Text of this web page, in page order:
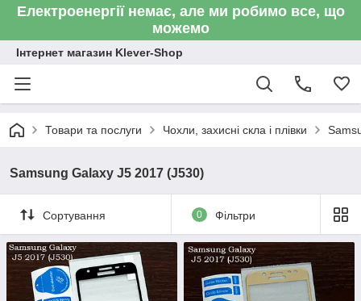
Електроенергії немає, але ми робимо все, що
можемо
Інтернет магазин Klever-Shop
Товари та послуги Чохли, захисні скла і плівки
Samsung Galaxy J5 2017 (J530)
Сортування 0 Фільтри